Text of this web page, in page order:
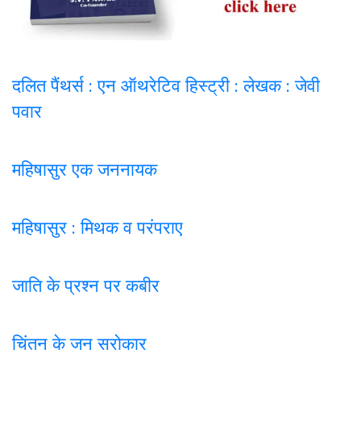
दलित पैंथर्स : एन ऑथरेटिव हिस्ट्री : लेखक : जेवी
पवार
महिषासुर एक जननायक
महिषासुर : मिथक व परंपराए
जाति के प्रश्न पर कबीर
चिंतन के जन सरोकार